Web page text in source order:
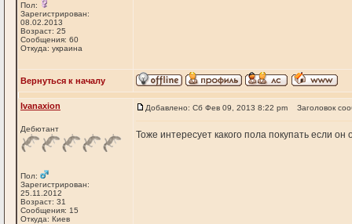
Пол:
Зарегистрирован:
08.02.2013
Возраст: 25
Сообщения: 60
Откуда: украина
Вернуться к началу
Ivanaxion
Дебютант
Пол:
Зарегистрирован:
25.11.2012
Возраст: 31
Сообщения: 15
Откуда: Киев
Добавлено: Сб Фев 09, 2013 8:22 pm Заголовок
Тоже интересует какого пола покупать если он